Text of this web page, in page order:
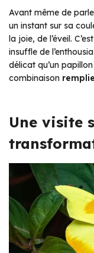
Avant même de
un instant sur sa
la joie, de l’éveil.
insuffle de
délicat qu’un
combinaison
Une visite